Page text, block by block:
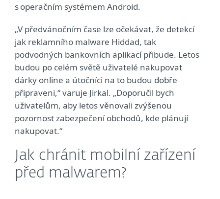
s operačním systémem Android.
„V předvánočním čase lze očekávat, že detekcí
jak reklamního malware Hiddad, tak
podvodných bankovních aplikací přibude. Letos
budou po celém světě uživatelé nakupovat
dárky online a útočníci na to budou dobře
připraveni,“ varuje Jirkal. „Doporučil bych
uživatelům, aby letos věnovali zvýšenou
pozornost zabezpečení obchodů, kde plánují
nakupovat.“
Jak chránit mobilní zařízení
před malwarem?